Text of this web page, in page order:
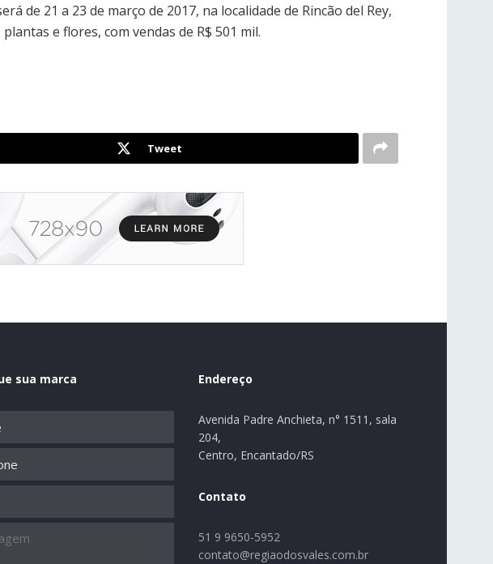
de 21 a 23 de março de 2017, na localidade de Rincão del Rey,
e flores, com vendas de R$ 501 mil.
Tweet
sua marca Endereço
Avenida Padre Anchieta, n° 1511, sala
204,
Centro, Encantado/RS
Contato
51 9 9650-5952
contato@regiaodosvales.com.br